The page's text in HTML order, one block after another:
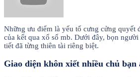
Những ưu điểm là yếu tố cưng cửng quyết
của kết qua xổ số mb. Dưới đây, bọn
tiết đã từng thiên tài riêng biệt.
Giao diện khôn xiết nhiều chủ bạn